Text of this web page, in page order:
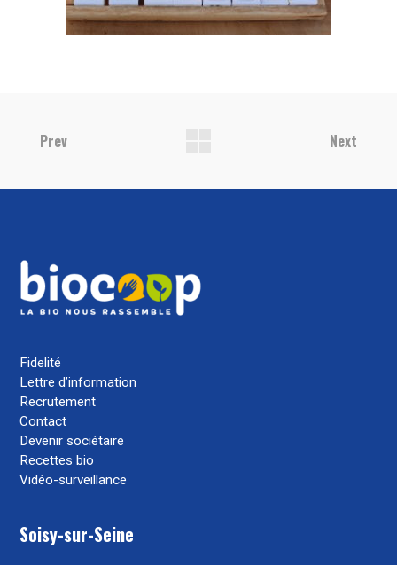
Prev Next
Fidelité
Lettre d’information
Recrutement
Contact
Devenir sociétaire
Recettes bio
Vidéo-surveillance
Soisy-sur-Seine